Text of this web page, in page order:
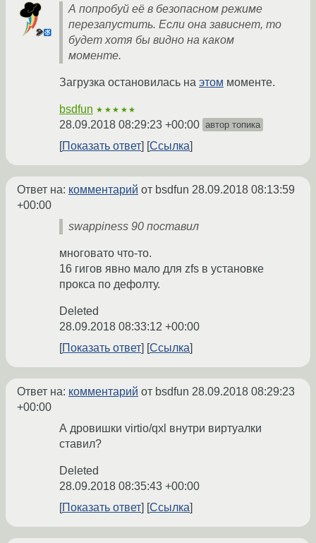
А попробуй её в безопасном режиме
перезапустить. Если она зависнет, то
будет хотя бы видно на каком
моменте.
Загрузка остановилась на этом моменте.
bsdfun ★★★★★
28.09.2018 08:29:23 +00:00 автор топика
Показать ответ Ссылка
Ответ на: комментарий от bsdfun 28.09.2018 08:13:59
+00:00
swappiness 90 поставил
многовато что-то.
16 гигов явно мало для zfs в установке
прокса по дефолту.
Deleted
28.09.2018 08:33:12 +00:00
Показать ответ
Ссылка
Ответ на: комментарий от bsdfun 28.09.2018 08:29:23
+00:00
А дровишки virtio/qxl внутри виртуалки
ставил?
Deleted
28.09.2018 08:35:43 +00:00
Показать ответ
Ссылка